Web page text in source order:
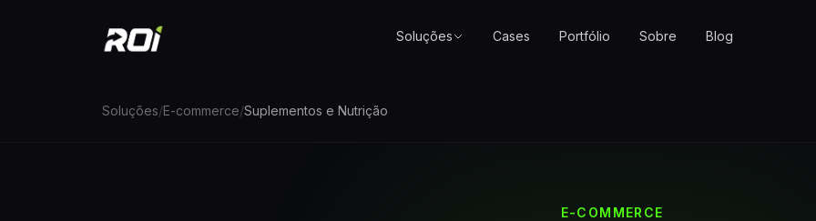
Soluções Cases Portfólio Sobre Blog
Soluções/E-commerce/Suplementos e Nutrição
E-COMMERCE